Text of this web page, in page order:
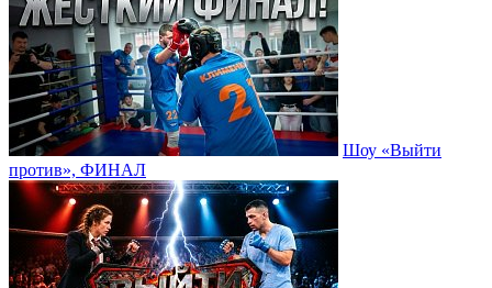
Шоу «Выйти
против», ФИНАЛ